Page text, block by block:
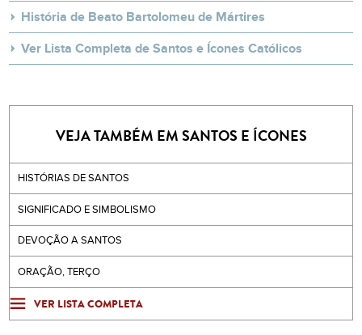
História de Beato Bartolomeu de Mártires
Ver Lista Completa de Santos e Ícones Católicos
VEJA TAMBÉM EM SANTOS E ÍCONES
HISTÓRIAS DE SANTOS
SIGNIFICADO E SIMBOLISMO
DEVOÇÃO A SANTOS
ORAÇÃO, TERÇO
VER LISTA COMPLETA